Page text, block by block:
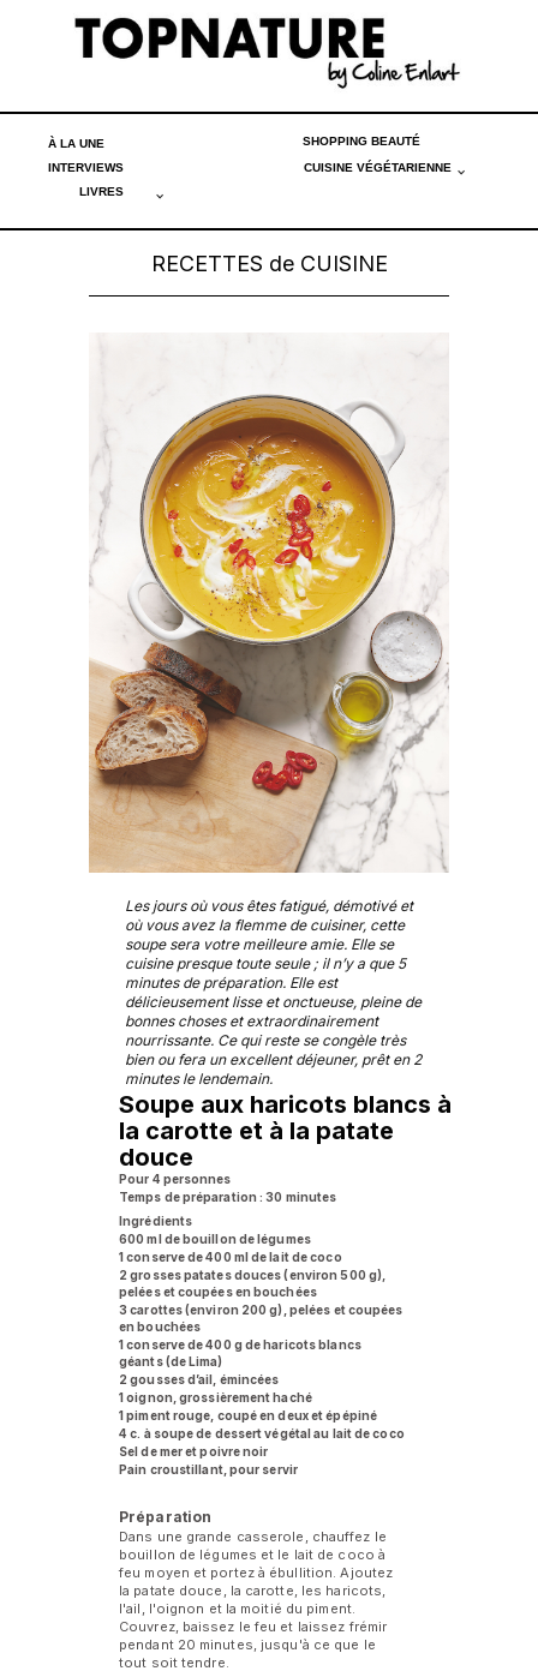
À LA UNE SHOPPING BEAUTÉ
INTERVIEWS
CUISINE VÉGÉTARIENNE
LIVRES
RECETTES de CUISINE
Les jours où vous êtes fatigué, démotivé et
où vous avez la flemme de cuisiner, cette
soupe sera votre meilleure amie. Elle se
cuisine presque toute seule ; il n’y a que 5
minutes de préparation. Elle est
délicieusement lisse et onctueuse, pleine de
bonnes choses et extraordinairement
nourrissante. Ce qui reste se congèle très
bien ou fera un excellent déjeuner, prêt en 2
minutes le lendemain.
Soupe aux haricots blancs à
la carotte et à la patate
douce
Pour 4 personnes
Temps de préparation : 30 minutes
Ingrédients
600 ml de bouillon de légumes
1 conserve de 400 ml de lait de coco
2 grosses patates douces (environ 500 g),
pelées et coupées en bouchées
3 carottes (environ 200 g), pelées et coupées
en bouchées
1 conserve de 400 g de haricots blancs
géants (de Lima)
2 gousses d’ail, émincées
1 oignon, grossièrement haché
1 piment rouge, coupé en deux et épépiné
4 c. à soupe de dessert végétal au lait de coco
Sel de mer et poivre noir
Pain croustillant, pour servir
Préparation
Dans une grande casserole, chauffez le
bouillon de légumes et le lait de coco à
feu moyen et portez à ébullition. Ajoutez
la patate douce, la carotte, les haricots,
l'ail, l'oignon et la moitié du piment.
Couvrez, baissez le feu et laissez frémir
pendant 20 minutes, jusqu'à ce que le
tout soit tendre.